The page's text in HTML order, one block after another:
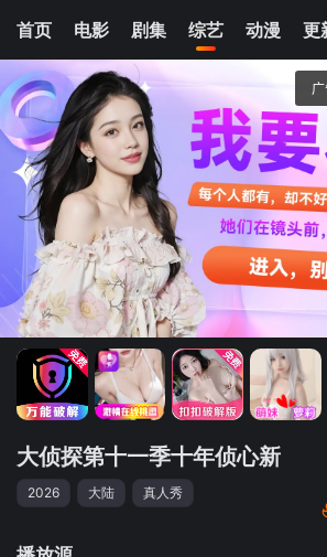
首页 电影 剧集 综艺 动漫 更
我的观影记录
大侦探第十一季十年侦心新春演唱会
清空
大侦探第十一季十年侦心新
2026 大陆 真人秀